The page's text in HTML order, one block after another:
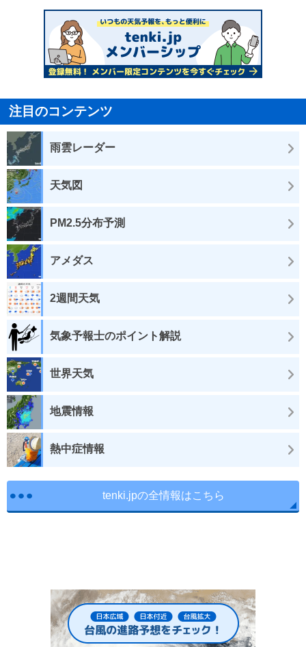
注目のコンテンツ
雨雲レーダー
天気図
PM2.5分布予測
アメダス
2週間天気
気象予報士のポイント解説
世界天気
地震情報
熱中症情報
tenki.jpの全情報はこちら